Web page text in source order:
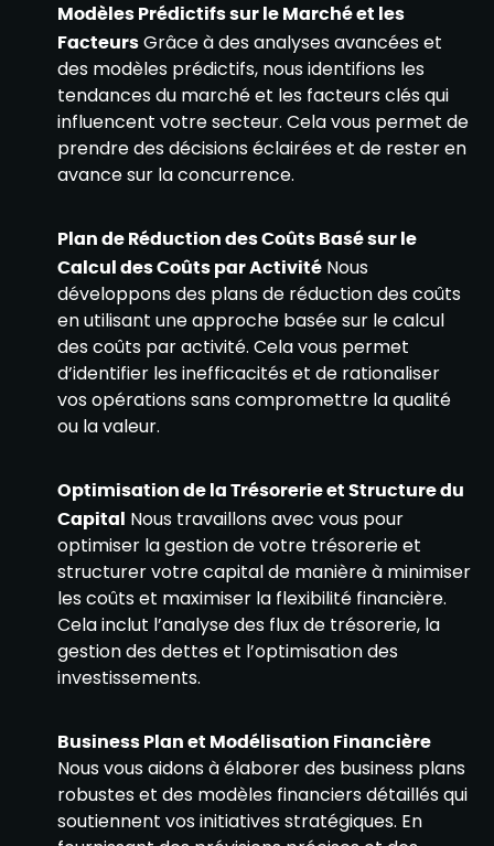
Modèles Prédictifs sur le Marché et les
Facteurs Grâce à des analyses avancées et
des modèles prédictifs, nous identifions les
tendances du marché et les facteurs clés qui
influencent votre secteur. Cela vous permet de
prendre des décisions éclairées et de rester en
avance sur la concurrence.
Plan de Réduction des Coûts Basé sur le
Calcul des Coûts par Activité Nous
développons des plans de réduction des coûts
en utilisant une approche basée sur le calcul
des coûts par activité. Cela vous permet
d’identifier les inefficacités et de rationaliser
vos opérations sans compromettre la qualité
ou la valeur.
Optimisation de la Trésorerie et Structure du
Capital Nous travaillons avec vous pour
optimiser la gestion de votre trésorerie et
structurer votre capital de manière à minimiser
les coûts et maximiser la flexibilité financière.
Cela inclut l’analyse des flux de trésorerie, la
gestion des dettes et l’optimisation des
investissements.
Business Plan et Modélisation Financière
Nous vous aidons à élaborer des business plans
robustes et des modèles financiers détaillés qui
soutiennent vos initiatives stratégiques. En